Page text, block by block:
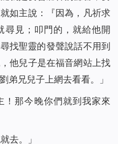
如主說：『 因為，凡祈求
尋見；叩門的，就給他開
尋找聖靈的發聲說話不用到
他兒子是在福音網站上找
弟兄兒子上網去看看。」
！那今晚你們就到我家來
去。」